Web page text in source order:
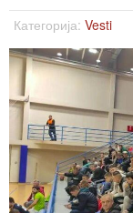
Категорија: Vesti